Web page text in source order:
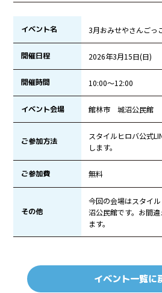
イベント名 3月おみせやさんご
開催日程 2026年3月15日(日)
開催時間 10:00〜12:00
イベント会場 館林市 城沼公民館
ご参加方法
スタイルヒロバ公式
します。
ご参加費 無料
その他
今回の会場はスタイ
沼公民館です。お間
ます。
イベント一覧に